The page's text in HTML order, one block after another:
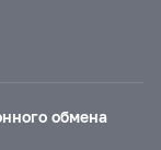
обмена